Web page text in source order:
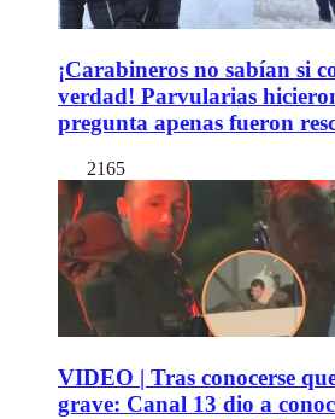
¡Carabineros no sabían si
verdad! Parvularias
pregunta apenas fueron
2165
VIDEO | Tras conocerse
grave: Canal 13 dio a